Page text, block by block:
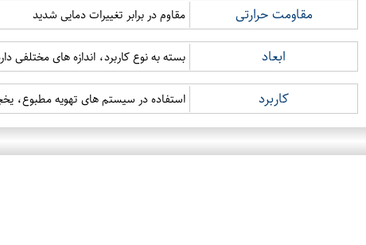
مقاومت حرارتی مقاوم در برابر تغییرات دمایی شدید
ابعاد بسته به نوع کاربرد، اندازه های مختلفی
کاربرد استفاده در سیستم های تهویه مطبوع،